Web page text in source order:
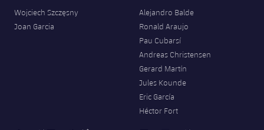
Wojciech Szczęsny
Joan Garcia
Alejandro Balde
Ronald Araujo
Pau Cubarsí
Andreas Christensen
Gerard Martín
Jules Kounde
Eric García
Héctor Fort